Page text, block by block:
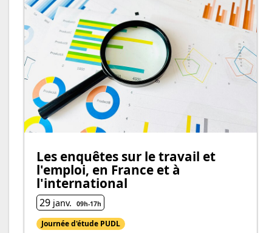
Les enquêtes sur le travail et
l'emploi, en France et à
l'international
29 janv. 09h-17h
Journée d'étude PUDL